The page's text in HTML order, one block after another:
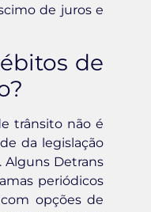
de juros e
de
trânsito não é
da legislação
Alguns Detrans
periódicos
opções de